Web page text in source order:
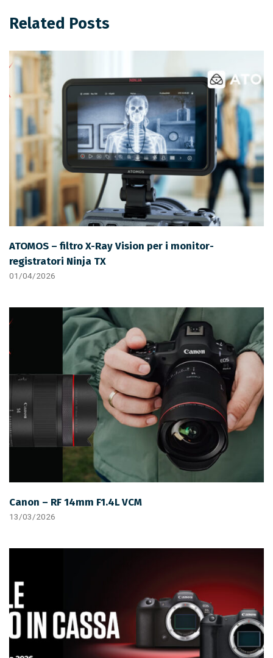
Related Posts
ATOMOS – filtro X-Ray Vision per i monitor-
registratori Ninja TX
01/04/2026
Canon – RF 14mm F1.4L VCM
13/03/2026